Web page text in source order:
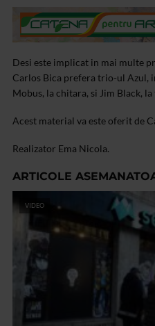
Desi este implicat in mai multe
Carlos Bica prefera trio-ul Azul,
Mobus, la chitara, si Jim Black,
Acest material va este oferit de
Realizator Ema Nicola.
ARTICOLE
VIDEO